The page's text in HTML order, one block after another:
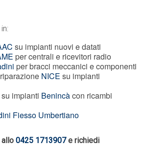
su impianti nuovi e datati
per centrali e ricevitori radio
per bracci meccanici e componenti
NICE su impianti
impianti Benincàcon ricambi
Fiesso Umbertiano
allo0425 1713907e richiedi